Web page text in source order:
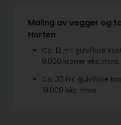
Maling av vegger og
Horten
Ca. 12 m² gulvflate
9.000 kroner eks. mva.
Ca. 30 m² gulvflate
19.000 eks. mva.